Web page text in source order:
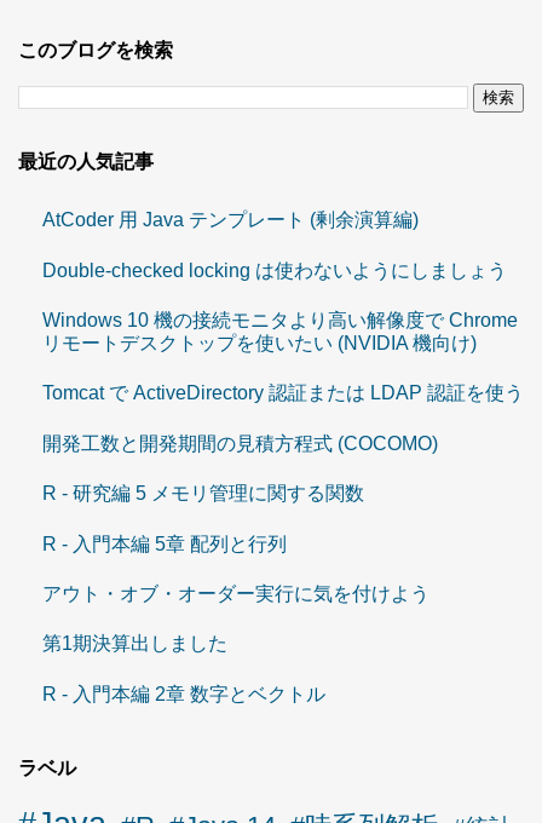
このブログを検索
最近の人気記事
AtCoder 用 Java テンプレート (剰余演算編)
Double-checked locking は使わないようにしましょう
Windows 10 機の接続モニタより高い解像度で Chrome
リモートデスクトップを使いたい (NVIDIA 機向け)
Tomcat で ActiveDirectory 認証または LDAP 認証を使う
開発工数と開発期間の見積方程式 (COCOMO)
R - 研究編 5 メモリ管理に関する関数
R - 入門本編 5章 配列と行列
アウト・オブ・オーダー実行に気を付けよう
第1期決算出しました
R - 入門本編 2章 数字とベクトル
ラベル